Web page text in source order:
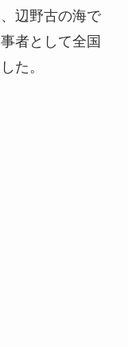
辺野古の海で
者として全国
た。